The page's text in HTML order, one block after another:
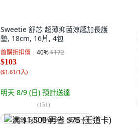
Sweetie 舒芯 超薄抑菌涼感加長護
墊, 18cm, 16片, 4包
首購折扣價 40%$172
$103
($1.61/1入)
明天 8/9 (日) 預計送達
(151)
满 $1,500 再省 $75 (王道卡)